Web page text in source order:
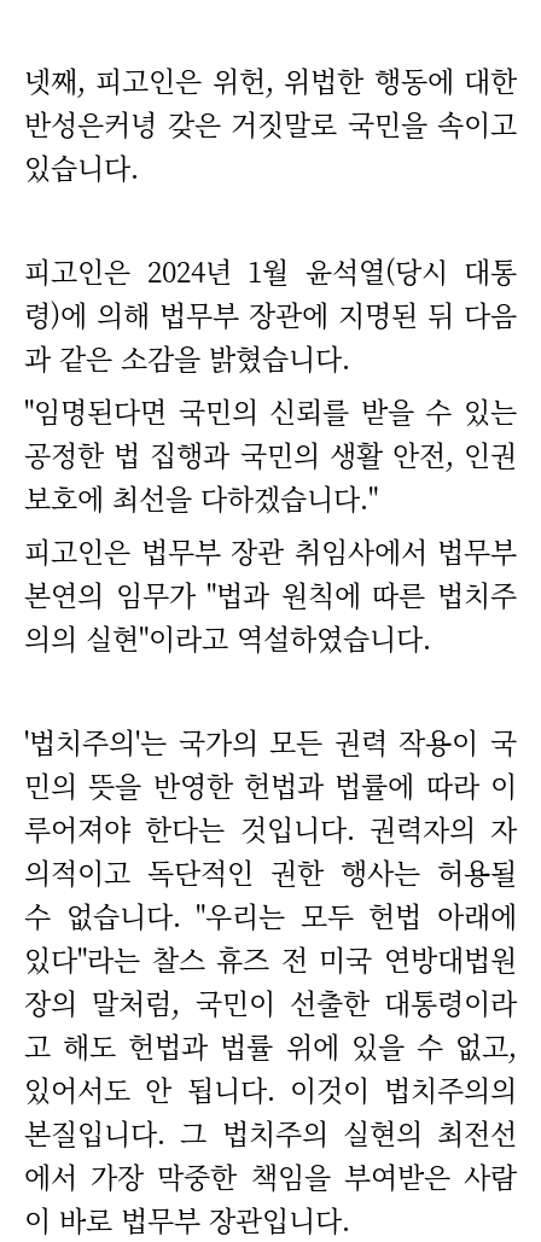
넷째, 피고인은 위헌, 위법한 행동에 대한
반성은커녕 갖은 거짓말로 국민을 속이고
있습니다.
피고인은 2024년 1월 윤석열(당시 대통
령)에 의해 법무부 장관에 지명된 뒤 다음
과 같은 소감을 밝혔습니다.
"임명된다면 국민의 신뢰를 받을 수 있는
공정한 법 집행과 국민의 생활 안전, 인권
보호에 최선을 다하겠습니다."
피고인은 법무부 장관 취임사에서 법무부
본연의 임무가 "법과 원칙에 따른 법치주
의의 실현"이라고 역설하였습니다.
'법치주의'는 국가의 모든 권력 작용이 국
민의 뜻을 반영한 헌법과 법률에 따라 이
루어져야 한다는 것입니다. 권력자의 자
의적이고 독단적인 권한 행사는 허용될
수 없습니다. "우리는 모두 헌법 아래에
있다"라는 찰스 휴즈 전 미국 연방대법원
장의 말처럼, 국민이 선출한 대통령이라
고 해도 헌법과 법률 위에 있을 수 없고,
있어서도 안 됩니다. 이것이 법치주의의
본질입니다. 그 법치주의 실현의 최전선
에서 가장 막중한 책임을 부여받은 사람
이 바로 법무부 장관입니다.